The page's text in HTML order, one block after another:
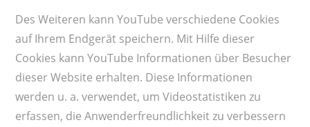
Des Weiteren kann YouTube verschiedene Cookies
auf Ihrem Endgerät speichern. Mit Hilfe dieser
Cookies kann YouTube Informationen über Besucher
dieser Website erhalten. Diese Informationen
werden u. a. verwendet, um Videostatistiken zu
erfassen, die Anwenderfreundlichkeit zu verbessern